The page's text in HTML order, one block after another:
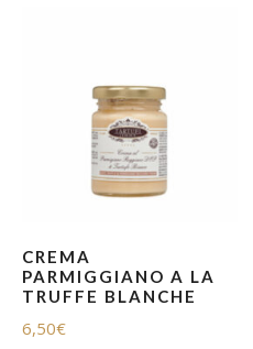
CREMA
PARMIGGIANO A LA
TRUFFE BLANCHE
6,50€